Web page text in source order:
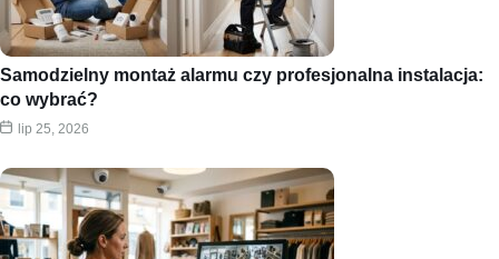
Samodzielny montaż alarmu czy profesjonalna instalacja:
co wybrać?
lip 25, 2026